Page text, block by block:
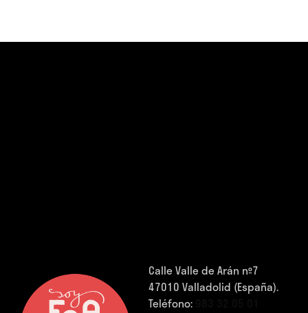
Calle Valle de Arán nº7
47010 Valladolid (España).
Teléfono: